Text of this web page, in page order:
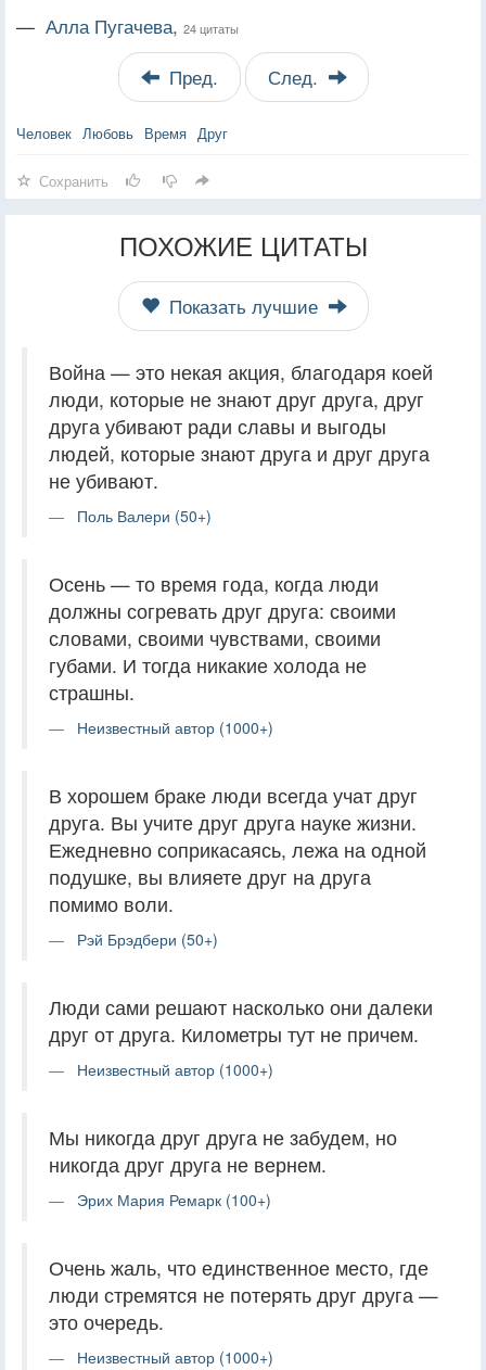
— Алла Пугачева, 24 цитаты
Пред. След.
Человек Любовь Время Друг
Сохранить
ПОХОЖИЕ ЦИТАТЫ
Показать лучшие
Война — это некая акция, благодаря коей
люди, которые не знают друг друга, друг
друга убивают ради славы и выгоды
людей, которые знают друга и друг друга
не убивают.
Поль Валери (50+)
Осень — то время года, когда люди
должны согревать друг друга: своими
словами, своими чувствами, своими
губами. И тогда никакие холода не
страшны.
Неизвестный автор (1000+)
В хорошем браке люди всегда учат друг
друга. Вы учите друг друга науке жизни.
Ежедневно соприкасаясь, лежа на одной
подушке, вы влияете друг на друга
помимо воли.
Рэй Брэдбери (50+)
Люди сами решают насколько они далеки
друг от друга. Километры тут не причем.
Неизвестный автор (1000+)
Мы никогда друг друга не забудем, но
никогда друг друга не вернем.
Эрих Мария Ремарк (100+)
Очень жаль, что единственное место, где
люди стремятся не потерять друг друга —
это очередь.
Неизвестный автор (1000+)